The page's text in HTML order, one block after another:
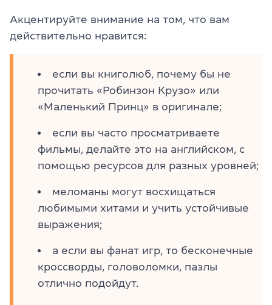
Акцентируйте внимание на том, что вам
действительно нравится:
если вы книголюб, почему бы не
прочитать «Робинзон Крузо» или
«Маленький Принц» в оригинале;
если вы часто просматриваете
фильмы, делайте это на английском, с
помощью ресурсов для разных уровней;
меломаны могут восхищаться
любимыми хитами и учить устойчивые
выражения;
а если вы фанат игр, то бесконечные
кроссворды, головоломки, пазлы
отлично подойдут.